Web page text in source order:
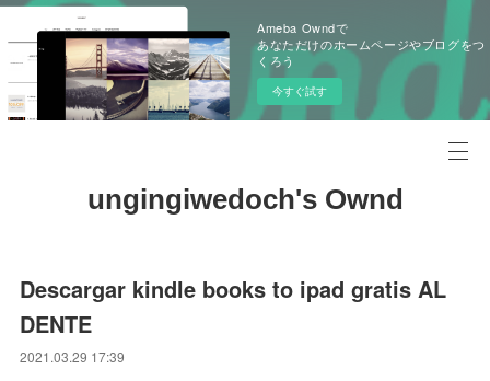
Ameba Owndで
あなただけのホームページやブログをつ
くろう
今すぐ試す
ungingiwedoch's Ownd
Descargar kindle books to ipad gratis AL
DENTE
2021.03.29 17:39